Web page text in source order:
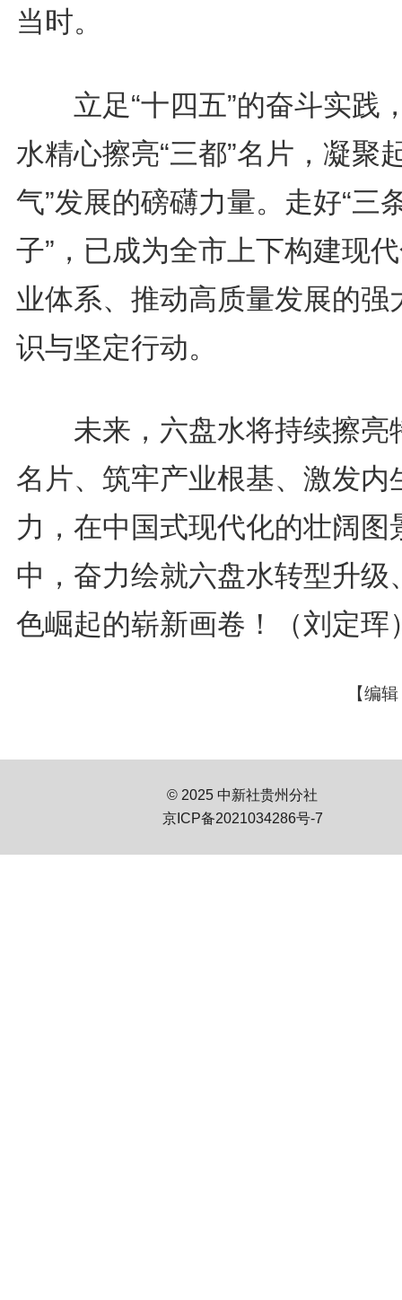
当时。
立足“十四五”的奋斗实践
水精心擦亮“三都”名片，凝聚
气”发展的磅礴力量。走好“三
子”，已成为全市上下构建现
业体系、推动高质量发展的强
识与坚定行动。
未来，六盘水将持续擦亮
名片、筑牢产业根基、激发内
力，在中国式现代化的壮阔图
中，奋力绘就六盘水转型升级
色崛起的崭新画卷！（刘定珲
【编
© 2025 中新社贵州分社
京ICP备2021034286号-7